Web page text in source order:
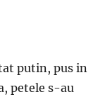
putin, pus in
petele s-au